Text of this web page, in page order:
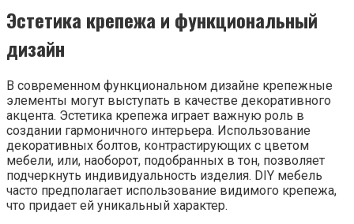
Эстетика крепежа и функциональный
дизайн
В современном функциональном дизайне крепежные
элементы могут выступать в качестве декоративного
акцента. Эстетика крепежа играет важную роль в
создании гармоничного интерьера. Использование
декоративных болтов, контрастирующих с цветом
мебели, или, наоборот, подобранных в тон, позволяет
подчеркнуть индивидуальность изделия. DIY мебель
часто предполагает использование видимого крепежа,
что придает ей уникальный характер.